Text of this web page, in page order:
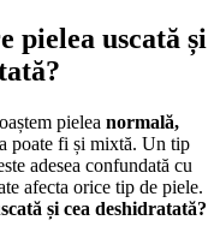
pielea uscată și
pielea normală,
poate fi și mixtă. Un tip
adesea confundată cu
afecta orice tip de piele.
și cea deshidratată?